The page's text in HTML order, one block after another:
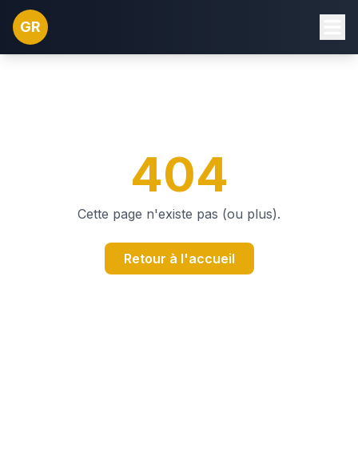
GR
404
Cette page n'existe pas (ou plus).
Retour à l'accueil